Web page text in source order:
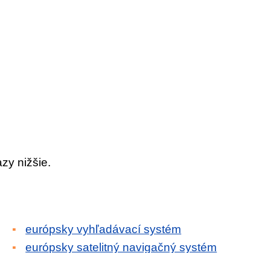
nižšie.
európsky vyhľadávací systém
európsky satelitný navigačný systém